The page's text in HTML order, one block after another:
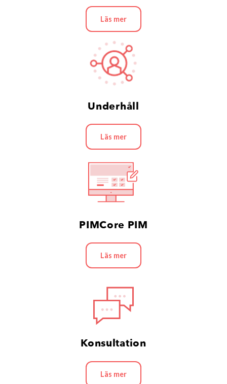
Läs mer
Underhåll
Läs mer
PIMCore PIM
Läs mer
Konsultation
Läs mer